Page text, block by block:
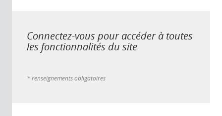
Connectez-vous pour accéder à toutes
les fonctionnalités du site
* renseignements obligatoires